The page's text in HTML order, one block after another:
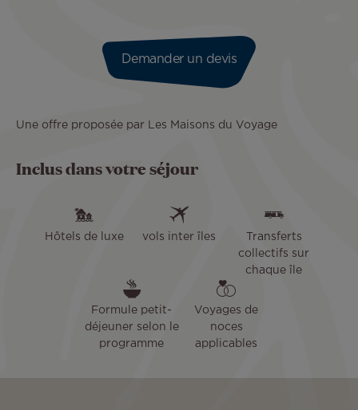
Une offre proposée par Les Maisons du Voyage
Demander un devis
Inclus dans votre séjour
Hôtels de luxe vols inter îles
Transferts
collectifs sur
chaque île
Formule petit-
déjeuner selon le
programme
Voyages de
noces
applicables